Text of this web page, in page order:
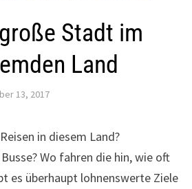
Stadt im
Land
13, 2017
in diesem Land?
Wo fahren die hin, wie oft
es überhaupt lohnenswerte Ziele